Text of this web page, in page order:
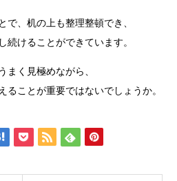
で、机の上も整理整頓でき、
続けることができています。
まく見極めながら、
ることが重要ではないでしょうか。